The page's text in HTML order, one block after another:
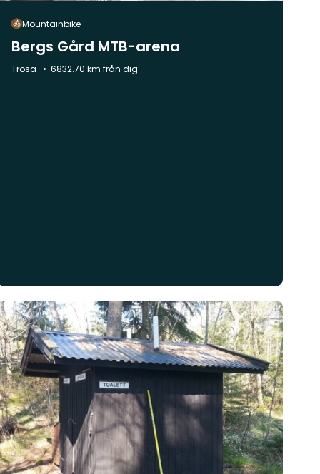
Mountainbike
Bergs Gård MTB-arena
Kommun:
Trosa 6832.70 km från dig